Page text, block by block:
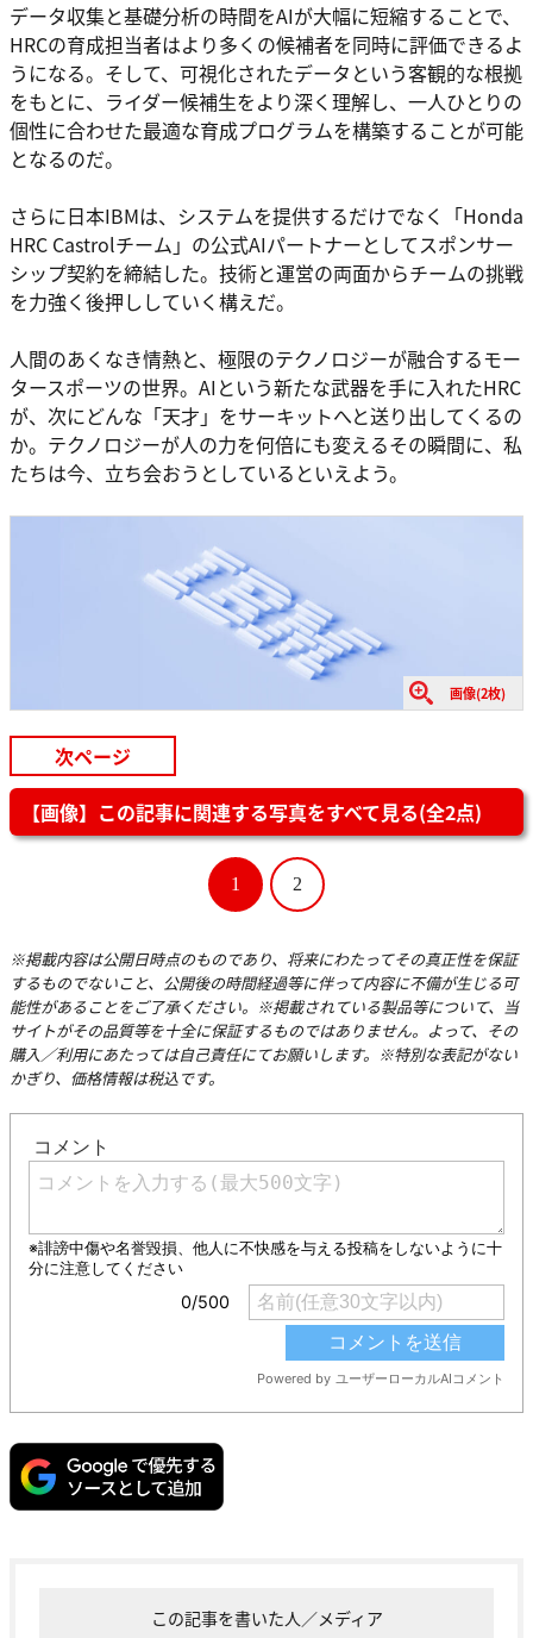
データ収集と基礎分析の時間をAIが大幅に短縮することで、
HRCの育成担当者はより多くの候補者を同時に評価できるよ
うになる。そして、可視化されたデータという客観的な根拠
をもとに、ライダー候補生をより深く理解し、一人ひとりの
個性に合わせた最適な育成プログラムを構築することが可能
となるのだ。
さらに日本IBMは、システムを提供するだけでなく「Honda
HRC Castrolチーム」の公式AIパートナーとしてスポンサー
シップ契約を締結した。技術と運営の両面からチームの挑戦
を力強く後押ししていく構えだ。
人間のあくなき情熱と、極限のテクノロジーが融合するモー
タースポーツの世界。AIという新たな武器を手に入れたHRC
が、次にどんな「天才」をサーキットへと送り出してくるの
か。テクノロジーが人の力を何倍にも変えるその瞬間に、私
たちは今、立ち会おうとしているといえよう。
画像(2枚)
次ページ
【画像】この記事に関連する写真をすべて見る(全2点)
1 2
※掲載内容は公開日時点のものであり、将来にわたってその真正性を保証
するものでないこと、公開後の時間経過等に伴って内容に不備が生じる可
能性があることをご了承ください。※掲載されている製品等について、当
サイトがその品質等を十全に保証するものではありません。よって、その
購入／利用にあたっては自己責任にてお願いします。※特別な表記がない
かぎり、価格情報は税込です。
この記事を書いた人／メディア